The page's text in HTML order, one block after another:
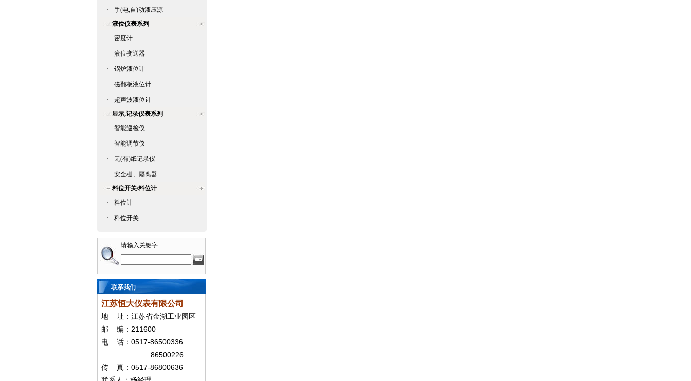
·
手(电,自)动液压源
液位仪表系列
·
密度计
· 液位变送器
· 锅炉液位计
· 磁翻板液位计
·
超声波液位计
显示,记录仪表系列
·
智能巡检仪
· 智能调节仪
· 无(有)纸记录仪
·
安全栅、隔离器
料位开关/料位计
·
料位计
· 料位开关
请输入关键字
联系我们
江苏恒大仪表有限公司
地
址：江苏省金湖工业园区
邮
编： 211600
电 话： 0517-86500336
86500226
传 真： 0517-86800636